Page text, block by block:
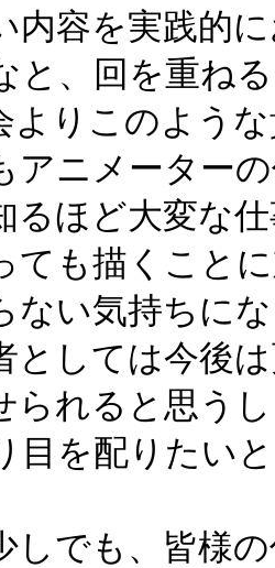
内容を実践的
と、回を重ね
よりこのよう
アニメーター
るほど大変な
ても描くこと
ない気持ちに
としては今後
られると思う
目を配りたい
しでも、皆様